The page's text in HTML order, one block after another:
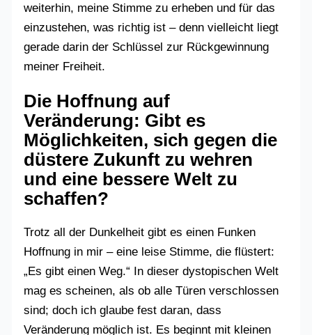
weiterhin, meine Stimme zu erheben und für das
einzustehen, was richtig ist – denn vielleicht liegt
gerade darin der Schlüssel zur Rückgewinnung
meiner Freiheit.
Die Hoffnung auf
Veränderung: Gibt es
Möglichkeiten, sich gegen die
düstere Zukunft zu wehren
und eine bessere Welt zu
schaffen?
Trotz all der Dunkelheit gibt es einen Funken
Hoffnung in mir – eine leise Stimme, die flüstert:
„Es gibt einen Weg.“ In dieser dystopischen Welt
mag es scheinen, als ob alle Türen verschlossen
sind; doch ich glaube fest daran, dass
Veränderung möglich ist. Es beginnt mit kleinen